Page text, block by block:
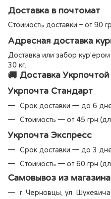
Доставка в почтомат
Стоимость доставки – от 90
Адресная доставка
Доставка или забор
30 кг.
🚚 Доставка
Укрпочта Стандарт
Срок доставки — до 6
Стоимость — от 45 грн
Укрпочта Экспресс
Срок доставки — до 3
Стоимость — от 60 грн
Самовывоз из магазина
г. Черновцы, ул.